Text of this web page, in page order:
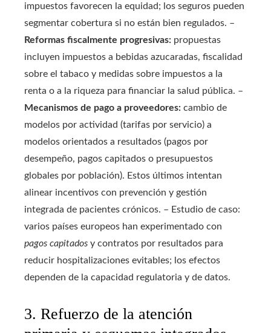
impuestos favorecen la equidad; los seguros pueden
segmentar cobertura si no están bien regulados. –
Reformas fiscalmente progresivas: propuestas
incluyen impuestos a bebidas azucaradas, fiscalidad
sobre el tabaco y medidas sobre impuestos a la
renta o a la riqueza para financiar la salud pública. –
Mecanismos de pago a proveedores: cambio de
modelos por actividad (tarifas por servicio) a
modelos orientados a resultados (pagos por
desempeño, pagos capitados o presupuestos
globales por población). Estos últimos intentan
alinear incentivos con prevención y gestión
integrada de pacientes crónicos. – Estudio de caso:
varios países europeos han experimentado con
pagos capitados y contratos por resultados para
reducir hospitalizaciones evitables; los efectos
dependen de la capacidad regulatoria y de datos.
3. Refuerzo de la atención